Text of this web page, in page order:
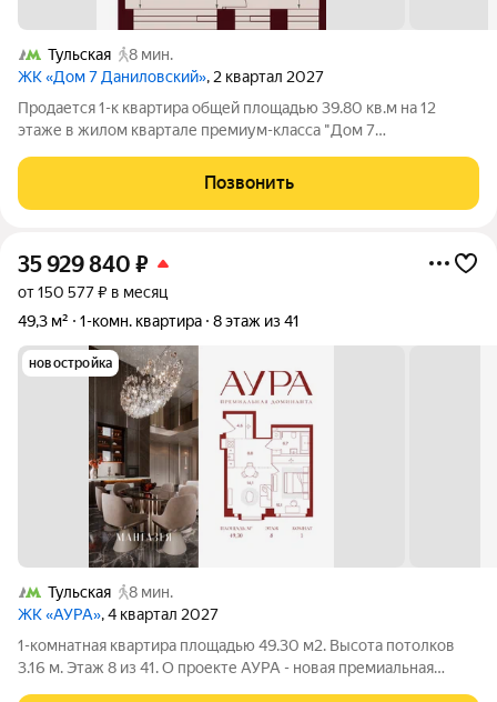
Тульская
8 мин.
ЖК «Дом 7 Даниловский», 2 квартал 2027
Продается 1-к квартира общей площадью 39.80 кв.м на 12
этаже в жилом квартале премиум-класса "Дом 7
жилой квартал "Дом 7 Даниловский" расположится в тихом
уголке "старой Москвы" поблизости от
Позвонить
35 929 840 ₽
от 150 577 ₽ в месяц
49,3 м²
1-комн. квартира 8 этаж из 41
новостройка
Тульская
8 мин.
ЖК «АУРА», 4 квартал 2027
1-комнатная квартира площадью 49.30 м2. Высота потолков
3.16 м. Этаж 8 из 41. О проекте АУРА - новая премиальная